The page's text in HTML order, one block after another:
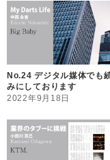
No.24 デジタル媒体でも
みにしております
2022年9月18日